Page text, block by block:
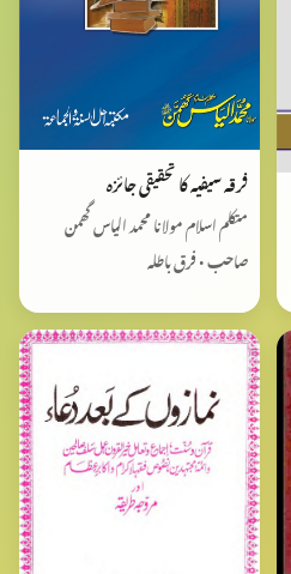
فرقہ سیفیہ کا تحقیقی جائزہ
متکلم اسلام مولانا محمد الیاس گھمن
صاحب • فرق باطلہ